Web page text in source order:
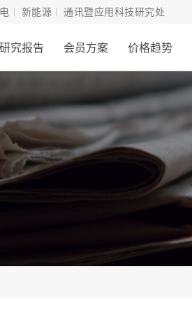
新能源 通讯暨应用科技研究处
研究报告 会员方案 价格趋势